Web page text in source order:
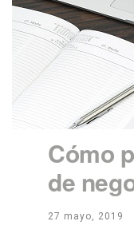
Cómo
de
27 mayo, 2019